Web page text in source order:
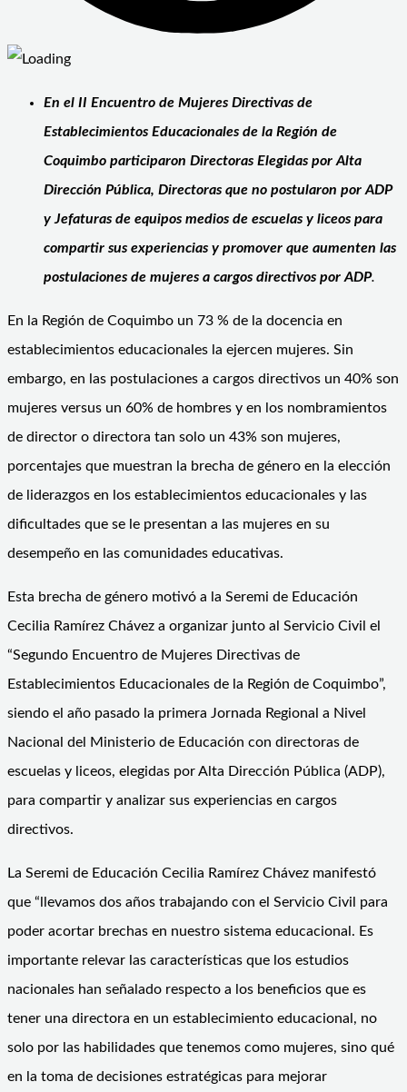
En el II Encuentro de Mujeres Directivas de
Establecimientos Educacionales de la Región de
Coquimbo participaron Directoras Elegidas por Alta
Dirección Pública, Directoras que no postularon por ADP
y Jefaturas de equipos medios de escuelas y liceos para
compartir sus experiencias y promover que aumenten las
postulaciones de mujeres a cargos directivos por ADP.
En la Región de Coquimbo un 73 % de la docencia en
establecimientos educacionales la ejercen mujeres. Sin
embargo, en las postulaciones a cargos directivos un 40% son
mujeres versus un 60% de hombres y en los nombramientos
de director o directora tan solo un 43% son mujeres,
porcentajes que muestran la brecha de género en la elección
de liderazgos en los establecimientos educacionales y las
dificultades que se le presentan a las mujeres en su
desempeño en las comunidades educativas.
Esta brecha de género motivó a la Seremi de Educación
Cecilia Ramírez Chávez a organizar junto al Servicio Civil el
“Segundo Encuentro de Mujeres Directivas de
Establecimientos Educacionales de la Región de Coquimbo”,
siendo el año pasado la primera Jornada Regional a Nivel
Nacional del Ministerio de Educación con directoras de
escuelas y liceos, elegidas por Alta Dirección Pública (ADP),
para compartir y analizar sus experiencias en cargos
directivos.
La Seremi de Educación Cecilia Ramírez Chávez manifestó
que “llevamos dos años trabajando con el Servicio Civil para
poder acortar brechas en nuestro sistema educacional. Es
importante relevar las características que los estudios
nacionales han señalado respecto a los beneficios que es
tener una directora en un establecimiento educacional, no
solo por las habilidades que tenemos como mujeres, sino qué
en la toma de decisiones estratégicas para mejorar